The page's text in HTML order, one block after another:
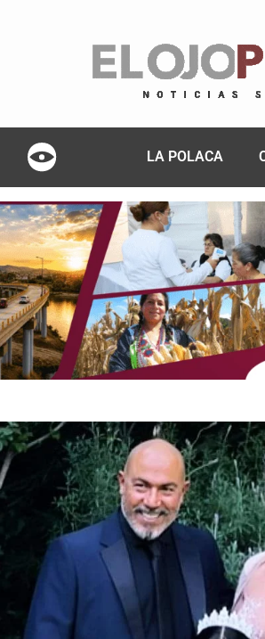
LA POLACA